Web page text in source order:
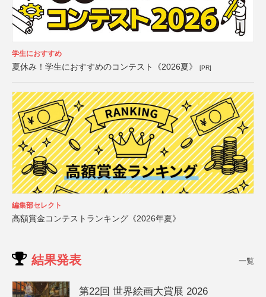
学生におすすめ
夏休み！学生におすすめのコンテスト《2026夏》 [PR]
編集部セレクト
高額賞金コンテストランキング《2026年夏》
結果発表 一覧
第22回 世界絵画大賞展 2026